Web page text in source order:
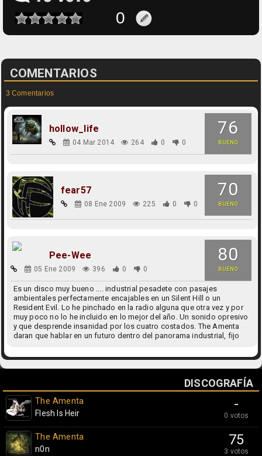
COMENTARIOS
3 Comentarios
76
BUENO
hollow_life
04 Mar 2014 264 0 0
70
BUENO
fear57
08 Ene 2009 225 0 0
80
BUENO
Pee-Wee
05 Ene 2009 396 0 0
Es un disco muy bueno .... industrial pesadete con pasajes
ambientales perfectamente encajables en un Silent Hill o un
Resident Evil. Lo he pinchado en la radio alguna que otra vez y por
muy poco no lo he incluido en lo mejor del año. Un sonido opresivo
y que desprende insanidad por los cuatro costados. The Amenta
daran que hablar en un futuro dentro del panorama industrial, fijo
DISCOGRAFÍA
-
0 votos
The Amenta
Flesh Is Heir
75
3 votos
The Amenta
n0n